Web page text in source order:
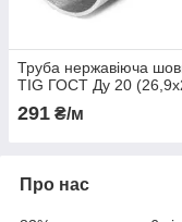
Труба нержавіюча
TIG ГОСТ Ду 20
291 ₴/м
Про нас